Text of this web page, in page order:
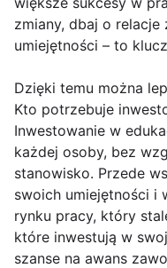
zmiany, dbaj o
umiejętności – to
Dzięki temu można
Kto potrzebuje
Inwestowanie w
każdej osoby, bez
stanowisko. Przede
swoich umiejętności i
rynku pracy, który
które inwestują w
szanse na awans